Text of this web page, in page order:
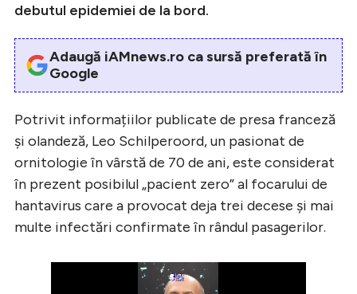
debutul epidemiei de la bord.
Adaugă iAMnews.ro ca sursă preferată în
Google
Potrivit informațiilor publicate de presa franceză
și olandeză, Leo Schilperoord, un pasionat de
ornitologie în vârstă de 70 de ani, este considerat
în prezent posibilul „pacient zero” al focarului de
hantavirus care a provocat deja trei decese și mai
multe infectări confirmate în rândul pasagerilor.